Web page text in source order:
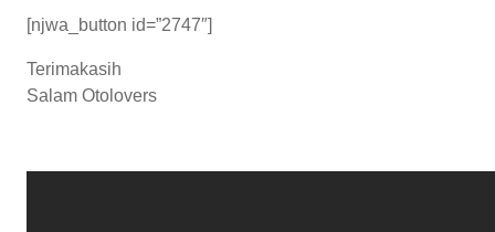
[njwa_button id=”2747″]
Terimakasih
Salam Otolovers